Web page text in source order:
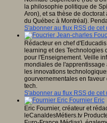
la philosophie politique de
Aron), et sa thèse de
du Québec à Montréal).
S'abonner au flux RSS de cet
Rédacteur en chef
learning et des Technologies
pour l'Enseignement. Veille
mondiales de
les innovations
gourvernementales en
tech.
S'abonner au flux RSS de cet
Fournier Eric
Eric Fournier, créateur et
leCanaldesMétiers.tv